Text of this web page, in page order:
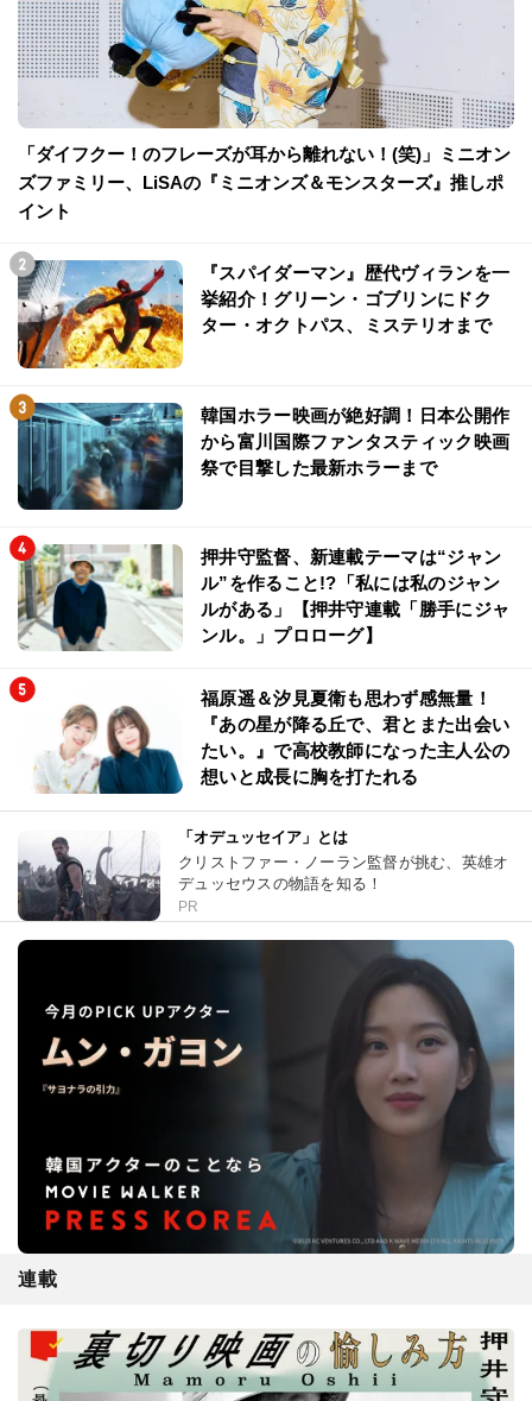
「ダイフクー！のフレーズが耳から離れない！(笑)」ミニオン
ズファミリー、LiSAの『ミニオンズ＆モンスターズ』推しポ
イント
『スパイダーマン』歴代ヴィランを一
挙紹介！グリーン・ゴブリンにドク
ター・オクトパス、ミステリオまで
韓国ホラー映画が絶好調！日本公開作
から富川国際ファンタスティック映画
祭で目撃した最新ホラーまで
押井守監督、新連載テーマは“ジャン
ル”を作ること!?「私には私のジャン
ルがある」【押井守連載「勝手にジャ
ンル。」プロローグ】
福原遥＆汐見夏衛も思わず感無量！
『あの星が降る丘で、君とまた出会い
たい。』で高校教師になった主人公の
想いと成長に胸を打たれる
「オデュッセイア」とは
クリストファー・ノーラン監督が挑む、英雄オ
デュッセウスの物語を知る！
PR
連載